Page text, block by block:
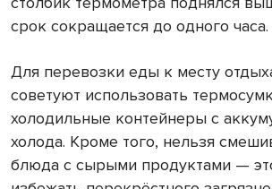
срок сокращается до одного часа.
Для перевозки еды к месту
советуют использовать
холодильные контейнеры с
холода. Кроме того, нельзя
блюда с сырыми продуктами —